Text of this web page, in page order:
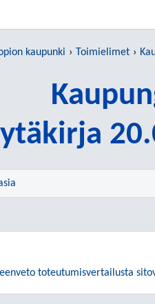
kaupunki Toimielimet
toteutumisvertailusta